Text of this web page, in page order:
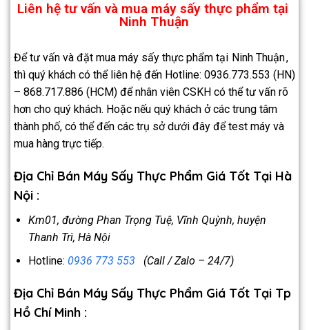
Liên hệ tư vấn và mua máy sấy thực phẩm tại
Ninh Thuận
Để tư vấn và đặt mua máy sấy thực phẩm tại Ninh Thuận,
thì quý khách có thể liên hệ đến Hotline: 0936.773.553 (HN)
– 868.717.886 (HCM) để nhân viên CSKH có thể tư vấn rõ
hơn cho quý khách. Hoặc nếu quý khách ở các trung tâm
thành phố, có thể đến các trụ sở dưới đây để test máy và
mua hàng trực tiếp.
Địa Chỉ Bán Máy Sấy Thực Phẩm Giá Tốt Tại Hà
Nội :
Km01, đường Phan Trọng Tuệ, Vĩnh Quỳnh, huyện
Thanh Trì, Hà Nội
Hotline: 0936 773 553(Call / Zalo – 24/7)
Địa Chỉ Bán Máy Sấy Thực Phẩm Giá Tốt Tại Tp
Hồ Chí Minh :